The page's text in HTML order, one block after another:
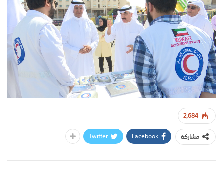
2,684
مشاركة
Facebook
Twitter